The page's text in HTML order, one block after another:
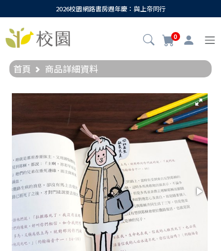
2026校園網路書房週年慶：與上帝同行
0
首頁 商品詳細資料